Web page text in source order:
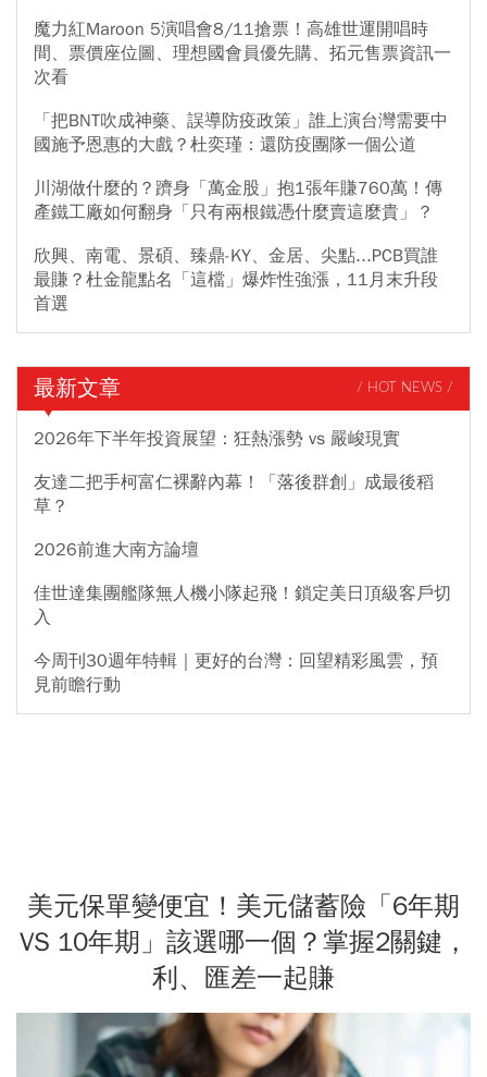
魔力紅Maroon 5演唱會8/11搶票！高雄世運開唱時
間、票價座位圖、理想國會員優先購、拓元售票資訊一
次看
「把BNT吹成神藥、誤導防疫政策」誰上演台灣需要中
國施予恩惠的大戲？杜奕瑾：還防疫團隊一個公道
川湖做什麼的？躋身「萬金股」抱1張年賺760萬！傳
產鐵工廠如何翻身「只有兩根鐵憑什麼賣這麼貴」？
欣興、南電、景碩、臻鼎-KY、金居、尖點...PCB買誰
最賺？杜金龍點名「這檔」爆炸性強漲，11月末升段
首選
最新文章 / HOT NEWS /
2026年下半年投資展望：狂熱漲勢 vs 嚴峻現實
友達二把手柯富仁裸辭內幕！「落後群創」成最後稻
草？
2026前進大南方論壇
佳世達集團艦隊無人機小隊起飛！鎖定美日頂級客戶切
入
今周刊30週年特輯｜更好的台灣：回望精彩風雲，預
見前瞻行動
美元保單變便宜！美元儲蓄險「6年期
VS 10年期」該選哪一個？掌握2關鍵，
利、匯差一起賺